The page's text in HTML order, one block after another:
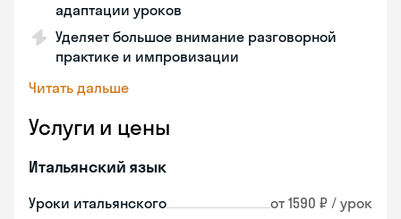
адаптации уроков
Уделяет большое внимание разговорной
практике и импровизации
Читать дальше
Услуги и цены
Итальянский язык
Уроки итальянского от 1590 ₽ / урок